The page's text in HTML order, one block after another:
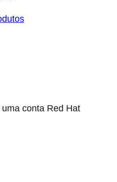
conta Red Hat